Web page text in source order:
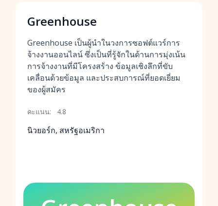
Greenhouse
Greenhouse เป็นผู้นำในวงการซอฟต์แวร์การ
จ้างงานออนไลน์ ซึ่งเป็นที่รู้จักในด้านการมุ่งเน้น
การจ้างงานที่มีโครงสร้าง ข้อมูลเชิงลึกที่ขับ
เคลื่อนด้วยข้อมูล และประสบการณ์ที่ยอดเยี่ยม
ของผู้สมัคร
คะแนน: 4.8
นิวยอร์ก, สหรัฐอเมริกา